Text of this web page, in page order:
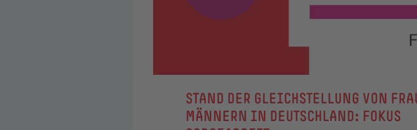
:
STAND DER GLEICHSTELLUNG VON
MÄNNERN IN DEUTSCHLAND: FOKUS